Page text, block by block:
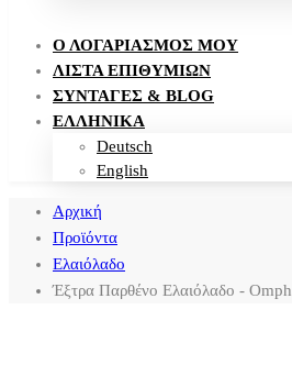
Ο ΛΟΓΑΡΙΑΣΜΌΣ ΜΟΥ
ΛΊΣΤΑ ΕΠΙΘΥΜΙΏΝ
ΣΥΝΤΑΓΈΣ & BLOG
ΕΛΛΗΝΙΚΑ
Deutsch
English
Αρχική
Προϊόντα
Ελαιόλαδο
Έξτρα Παρθένο Ελαιόλαδο -